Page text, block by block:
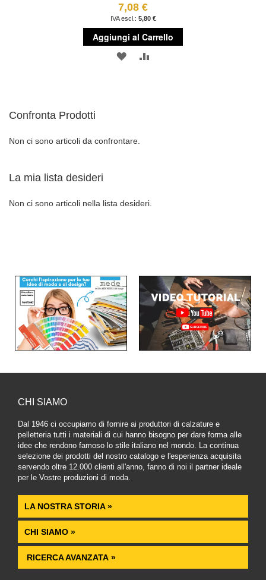
7,08 €
5,80 €
Aggiungi al Carrello
AGGIUNGI
Confronta Prodotti
Non ci sono articoli da confrontare.
La mia lista desideri
Non ci sono articoli nella lista desideri.
CHI SIAMO
Dal 1946 ci occupiamo di fornire ai produttori di calzature e
pelletteria tutti i materiali di cui hanno bisogno per dare forma alle
idee che rendono famoso lo stile italiano nel mondo. La continua
selezione dei prodotti del nostro catalogo e l'esperienza acquisita
servendo oltre 12.000 clienti all'anno, fanno di noi il partner ideale
per le Vostre produzioni di moda.
LA NOSTRA STORIA »
CHI SIAMO »
RICERCA AVANZATA »